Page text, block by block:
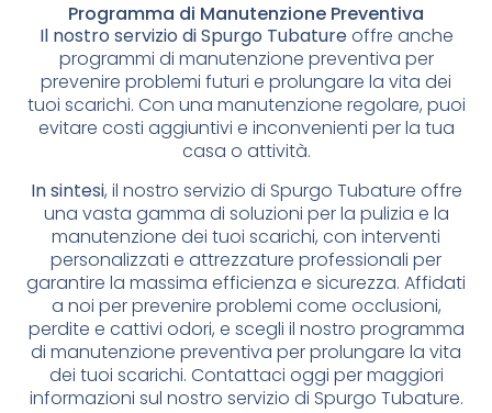
Programma di Manutenzione Preventiva
Il nostro servizio di Spurgo Tubatureoffre anche
programmi di manutenzione preventiva per
prevenire problemi futuri e prolungare la vita dei
tuoi scarichi. Con una manutenzione regolare, puoi
evitare costi aggiuntivi e inconvenienti per la tua
casa o attività.
In sintesi, il nostro servizio di Spurgo Tubature offre
una vasta gamma di soluzioni per la pulizia e la
manutenzione dei tuoi scarichi, con interventi
personalizzati e attrezzature professionali per
garantire la massima efficienza e sicurezza. Affidati
a noi per prevenire problemi come occlusioni,
perdite e cattivi odori, e scegli il nostro programma
di manutenzione preventiva per prolungare la vita
dei tuoi scarichi. Contattaci oggi per maggiori
informazioni sul nostro servizio di Spurgo Tubature.